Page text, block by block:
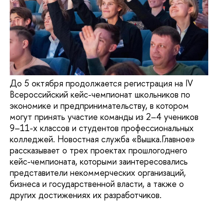
До 5 октября продолжается регистрация на IV
Всероссийский кейс-чемпионат школьников по
экономике и предпринимательству, в котором
могут принять участие команды из 2–4 учеников
9–11-х классов и студентов профессиональных
колледжей. Новостная служба «Вышка.Главное»
рассказывает о трех проектах прошлогоднего
кейс-чемпионата, которыми заинтересовались
представители некоммерческих организаций,
бизнеса и государственной власти, а также о
других достижениях их разработчиков.